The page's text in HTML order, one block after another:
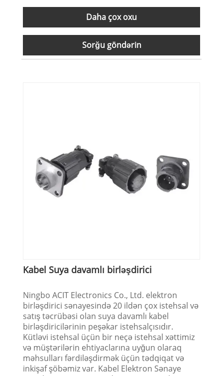
Daha çox oxu
Sorğu göndərin
Kabel Suya davamlı birləşdirici
Ningbo ACIT Electronics Co., Ltd. elektron
birləşdirici sənayesində 20 ildən çox istehsal və
satış təcrübəsi olan suya davamlı kabel
birləşdiricilərinin peşəkar istehsalçısıdır.
Kütləvi istehsal üçün bir neçə istehsal xəttimiz
və müştərilərin ehtiyaclarına uyğun olaraq
məhsulları fərdiləşdirmək üçün tədqiqat və
inkişaf şöbəmiz var. Kabel Elektron Sənaye